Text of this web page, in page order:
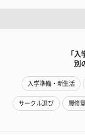
「
別
入学準備・新生活
サークル選び 履修